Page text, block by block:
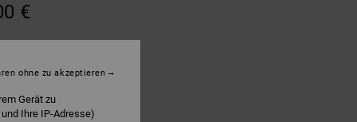
€
Gerät zu
Ihre IP-Adresse)
ohne zu akzeptieren